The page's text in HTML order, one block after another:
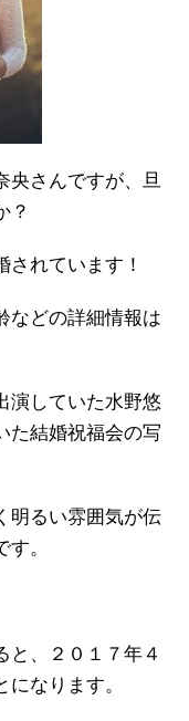
央さんですが、旦
？
れています！
などの詳細情報は
演していた水野悠
た結婚祝福会の写
明るい雰囲気が伝
。
と、２０１７年４
なります。